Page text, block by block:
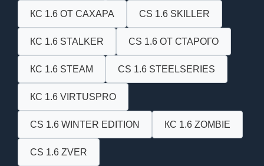
КС 1.6 ОТ САХАРА CS 1.6 SKILLER
КС 1.6 STALKER CS 1.6 ОТ СТАРОГО
КС 1.6 STEAM CS 1.6 STEELSERIES
КС 1.6 VIRTUSPRO
CS 1.6 WINTER EDITION КС 1.6 ZOMBIE
CS 1.6 ZVER